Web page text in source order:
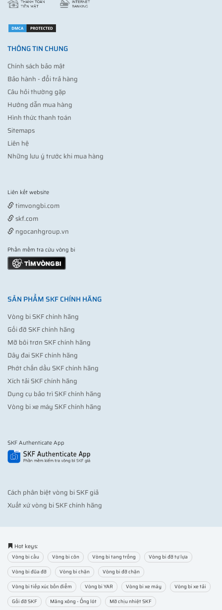
THÔNG TIN CHUNG
Chính sách bảo mật
Bảo hành - đổi trả hàng
Câu hỏi thường gặp
Hướng dẫn mua hàng
Hình thức thanh toán
Sitemaps
Liên hệ
Những lưu ý trước khi mua hàng
Liên kết website
timvongbi.com
skf.com
ngocanhgroup.vn
Phần mềm tra cứu vòng bi
SẢN PHẨM SKF CHÍNH HÃNG
Vòng bi SKF chính hãng
Gối đỡ SKF chính hãng
Mỡ bôi trơn SKF chính hãng
Dây đai SKF chính hãng
Phớt chắn dầu SKF chính hãng
Xích tải SKF chính hãng
Dụng cụ bảo trì SKF chính hãng
Vòng bi xe máy SKF chính hãng
SKF Authenticate App
Cách phân biệt vòng bi SKF giả
Xuất xứ vòng bi SKF chính hãng
Hot keys:
Vòng bi cầu Vòng bi côn Vòng bi tang trống
Vòng bi đỡ tự lựa
Vòng bi đũa đỡ
Vòng bi chặn
Vòng bi đỡ chặn
Vòng bi tiếp xúc bốn điểm
Vòng bi YAR Vòng bi xe máy
Vòng bi xe tải
Gối đỡ SKF
Măng xông - Ống lót
Mỡ chịu nhiệt SKF